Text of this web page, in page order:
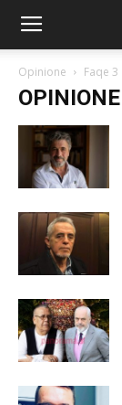
Opinione Faqe 3
OPINIONE